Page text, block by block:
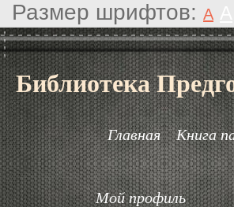
Размер шрифтов: A
Библиотека
Главная Книга
Мой профиль